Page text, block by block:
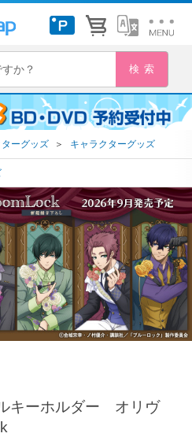
ーグッズ ＞ キャラクターグッズ
キーホルダー オリヴ